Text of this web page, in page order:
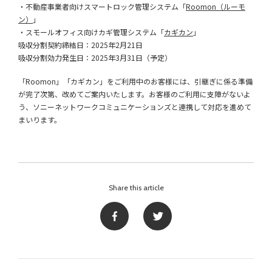
・不動産事業者向けスマートロック管理システム「Roomon（ルーモ
ン）
」
・スモールオフィス向けカギ管理システム「カギカン 」
吸収分割契約締結日：2025年2月21日
吸収分割効力発生日：2025年3月31日（予定）
「Roomon」「カギカン」をご利用中のお客様には、引継ぎに係る準備
が完了次第、改めてご案内いたします。お客様のご利用に支障がないよ
う、ソニーネットワークコミュニケーションズと連携して対応を進めて
まいります。
Share this article